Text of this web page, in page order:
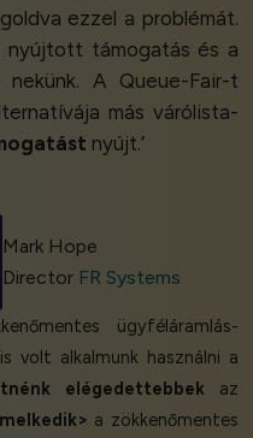
ezzel a problémát.
nyújtott támogatás és a
A Queue-Fair-t
más várólista-
nyújt.’
Mark Hope
Director FR Systems
ügyféláramlás-
is volt alkalmunk használni a
elégedettebbekaz
a zökkenőmentes